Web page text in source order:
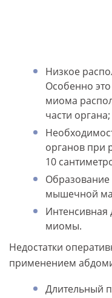
Низкое
Особенно это
миома
части органа;
органов при
10
мышечной
Интенсивная
миомы.
Недостатки
применением
Длительный